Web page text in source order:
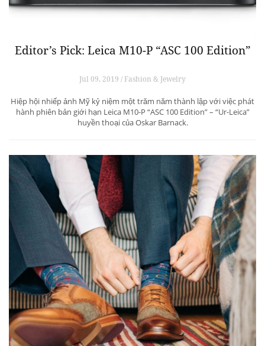
Editor’s Pick: Leica M10-P “ASC 100 Edition”
Jul 09, 2019 / Fashion & Jewelry
Hiệp hội nhiếp ảnh Mỹ kỷ niệm một trăm năm thành lập với việc phát
hành phiên bản giới hạn Leica M10-P “ASC 100 Edition” – “Ur-Leica”
huyền thoại của Oskar Barnack.